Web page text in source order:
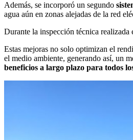
Además, se incorporó un segundo
agua aún en zonas alejadas de la red
Durante la inspección técnica
Estas mejoras no solo optimizan el
el medio ambiente, generando así, un
beneficios a largo plazo para todos